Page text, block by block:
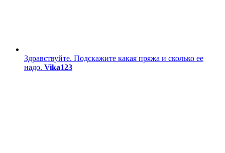
Здравствуйте. Подскажите какая пряжа и сколько ее
надо. Vika123